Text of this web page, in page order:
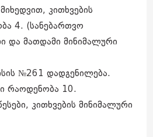
კითხვების
4. (სანებართვო
და მათდამი მინიმალური
№261 დადგენილება.
რაოდენობა 10.
კითხვების მინიმალური